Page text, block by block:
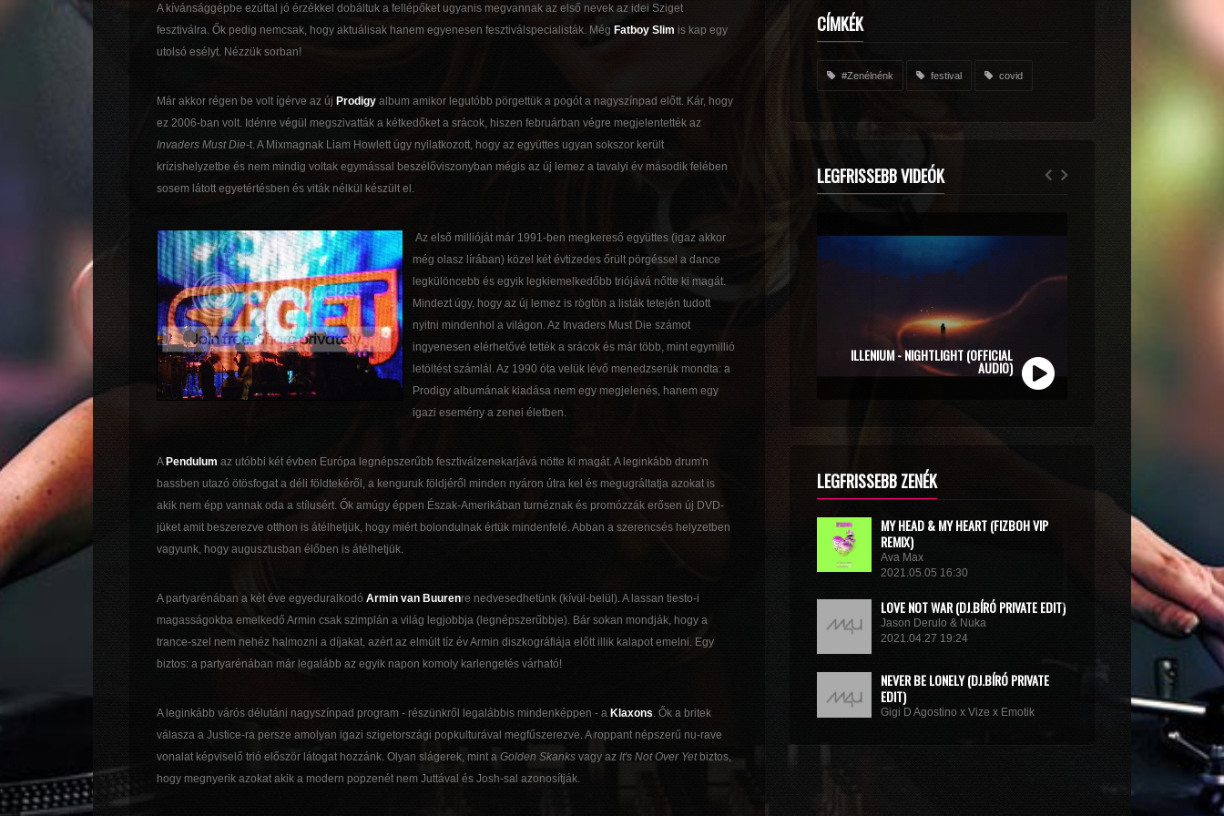
A kívánsággépbe ezúttal jó érzékkel dobáltuk a fellépőket ugyanis megvannak az első nevek az idei Sziget
fesztiválra. Ők pedig nemcsak, hogy aktuálisak hanem egyenesen fesztiválspecialisták. Még Fatboy Slim is kap egy
utolsó esélyt. Nézzük sorban!
Már akkor régen be volt ígérve az új Prodigy album amikor legutóbb pörgettük a pogót a nagyszínpad előtt. Kár, hogy
ez 2006-ban volt. Idénre végül megszivatták a kétkedőket a srácok, hiszen februárban végre megjelentették az
Invaders Must Die-t. A Mixmagnak Liam Howlett úgy nyilatkozott, hogy az együttes ugyan sokszor került
krízishelyzetbe és nem mindig voltak egymással beszélőviszonyban mégis az új lemez a tavalyi év második felében
sosem látott egyetértésben és viták nélkül készült el.
Az első millióját már 1991-ben megkereső együttes (igaz akkor
még olasz lírában) közel két évtizedes őrült pörgéssel a dance
legkülöncebb és egyik legkiemelkedőbb triójává nőtte ki magát.
Mindezt úgy, hogy az új lemez is rögtön a listák tetején tudott
nyitni mindenhol a világon. Az Invaders Must Die számot
ingyenesen elérhetővé tették a srácok és már több, mint egymillió
letöltést számlál. Az 1990 óta velük lévő menedzserük mondta: a
Prodigy albumának kiadása nem egy megjelenés, hanem egy
igazi esemény a zenei életben.
A Pendulum az utóbbi két évben Európa legnépszerűbb fesztiválzenekarjává nötte ki magát. A leginkább drum'n
bassben utazó ötösfogat a déli földtekéről, a kenguruk földjéről minden nyáron útra kel és megugráltatja azokat is
akik nem épp vannak oda a stílusért. Ők amúgy éppen Észak-Amerikában turnéznak és promózzák erősen új DVD-
jüket amit beszerezve otthon is átélhetjük, hogy miért bolondulnak értük mindenfelé. Abban a szerencsés helyzetben
vagyunk, hogy augusztusban élőben is átélhetjük.
A partyarénában a két éve egyeduralkodó Armin van Buurenre nedvesedhetünk (kívül-belül). A lassan tiesto-i
magasságokba emelkedő Armin csak szimplán a világ legjobbja (legnépszerűbbje). Bár sokan mondják, hogy a
trance-szel nem nehéz halmozni a díjakat, azért az elmúlt tíz év Armin diszkográfiája előtt illik kalapot emelni. Egy
biztos: a partyarénában már legalább az egyik napon komoly karlengetés várható!
A leginkább várós délutáni nagyszínpad program - részünkről legalábbis mindenképpen - a Klaxons. Ők a britek
válasza a Justice-ra persze amolyan igazi szigetországi popkulturával megfűszerezve. A roppant népszerű nu-rave
vonalat képviselő trió először látogat hozzánk. Olyan slágerek, mint a Golden Skanks vagy az It's Not Over Yetbiztos,
hogy megnyerik azokat akik a modern popzenét nem Juttával és Josh-sal azonosítják.
CÍMKÉK
#Zenélnénk festival covid
LEGFRISSEBB VIDEÓK
ILLENIUM - NIGHTLIGHT (OFFICIAL
AUDIO)
ZOLI VEKONY X CALIDORA - MINDIG NYÁR
(OFFICIAL MUSIC VIDEO)
LEGFRISSEBB ZENÉK
MY HEAD & MY HEART (FIZBOH VIP
REMIX)
Ava Max
2021.05.05 16:30
LOVE NOT WAR (DJ.BÍRÓ PRIVATE EDIT)
Jason Derulo & Nuka
2021.04.27 19:24
NEVER BE LONELY (DJ.BÍRÓ PRIVATE
EDIT)
Gigi D Agostino x Vize x Emotik